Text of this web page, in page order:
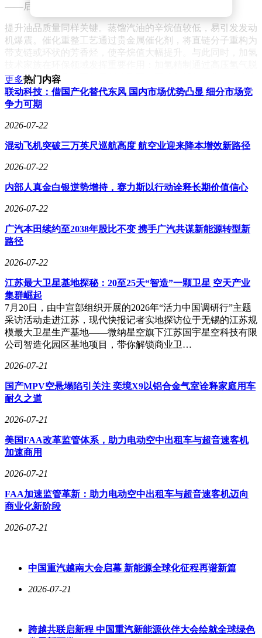
——后者成为制造电极的重要原料。
提升油品质量同样关键。蒸馏汽油的辛烷值较低，易引发发动
机爆震。催化重整工艺通过贵金属催化剂，将直链分子重构为
带支链或环状的芳香烃，使辛烷值大幅提升。与此同时，加氢
除硫、氮等杂质，而加氢裂化则同步完成裂解与净化，生产出
符合严苛环保标准的清洁燃料。
最终，来自不同装置的组分油进入“调和车间”。调油工程师如
同厨师调配秘方，将数十种原料按精确比例混合，并添加清洁
得以诞生。航空煤油的生产则更为严苛，需从特定馏分中经深
从地下涌出的黑色液体，到注入油箱的透明燃料，这场跨越物
理与化学领域的蜕变，展现了人类对能源转化的精妙掌控。每
一步处理都蕴含着科学智慧，每一滴燃料都凝聚着工业匠心，
更多热门内容
联动科技：借国产化替代东风 国内市场优势凸显 细分市场竞
争力可期
2026-07-22
混动飞机突破三万英尺巡航高度 航空业迎来降本增效新路径
2026-07-22
内部人真金白银逆势增持，赛力斯以行动诠释长期价值信心
2026-07-22
广汽本田续约至2038年股比不变 携手广汽共谋新能源转型新
路径
2026-07-22
江苏最大卫星基地探秘：20至25天“智造”一颗卫星 空天产业
集群崛起
7月20日，由中宣部组织开展的2026年“活力中国调研行”主题
采访活动走进江苏，现代快报记者实地探访位于无锡的江苏规
模最大卫星生产基地——微纳星空旗下江苏国宇星空科技有限
公司智造化园区基地项目，带你解锁商业卫…
2026-07-21
国产MPV空悬塌陷引关注 奕境X9以铝合金气室诠释家庭用车
耐久之道
2026-07-21
美国FAA改革监管体系，助力电动空中出租车与超音速客机
加速商用
2026-07-21
FAA加速监管革新：助力电动空中出租车与超音速客机迈向
商业化新阶段
2026-07-21
中国重汽越南大会启幕 新能源全球化征程再谱新篇
2026-07-21
跨越共联启新程 中国重汽新能源伙伴大会绘就全球绿色